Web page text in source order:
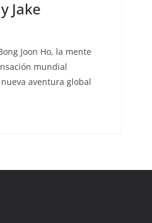
Jake
Joon Ho, la mente
mundial
aventura global